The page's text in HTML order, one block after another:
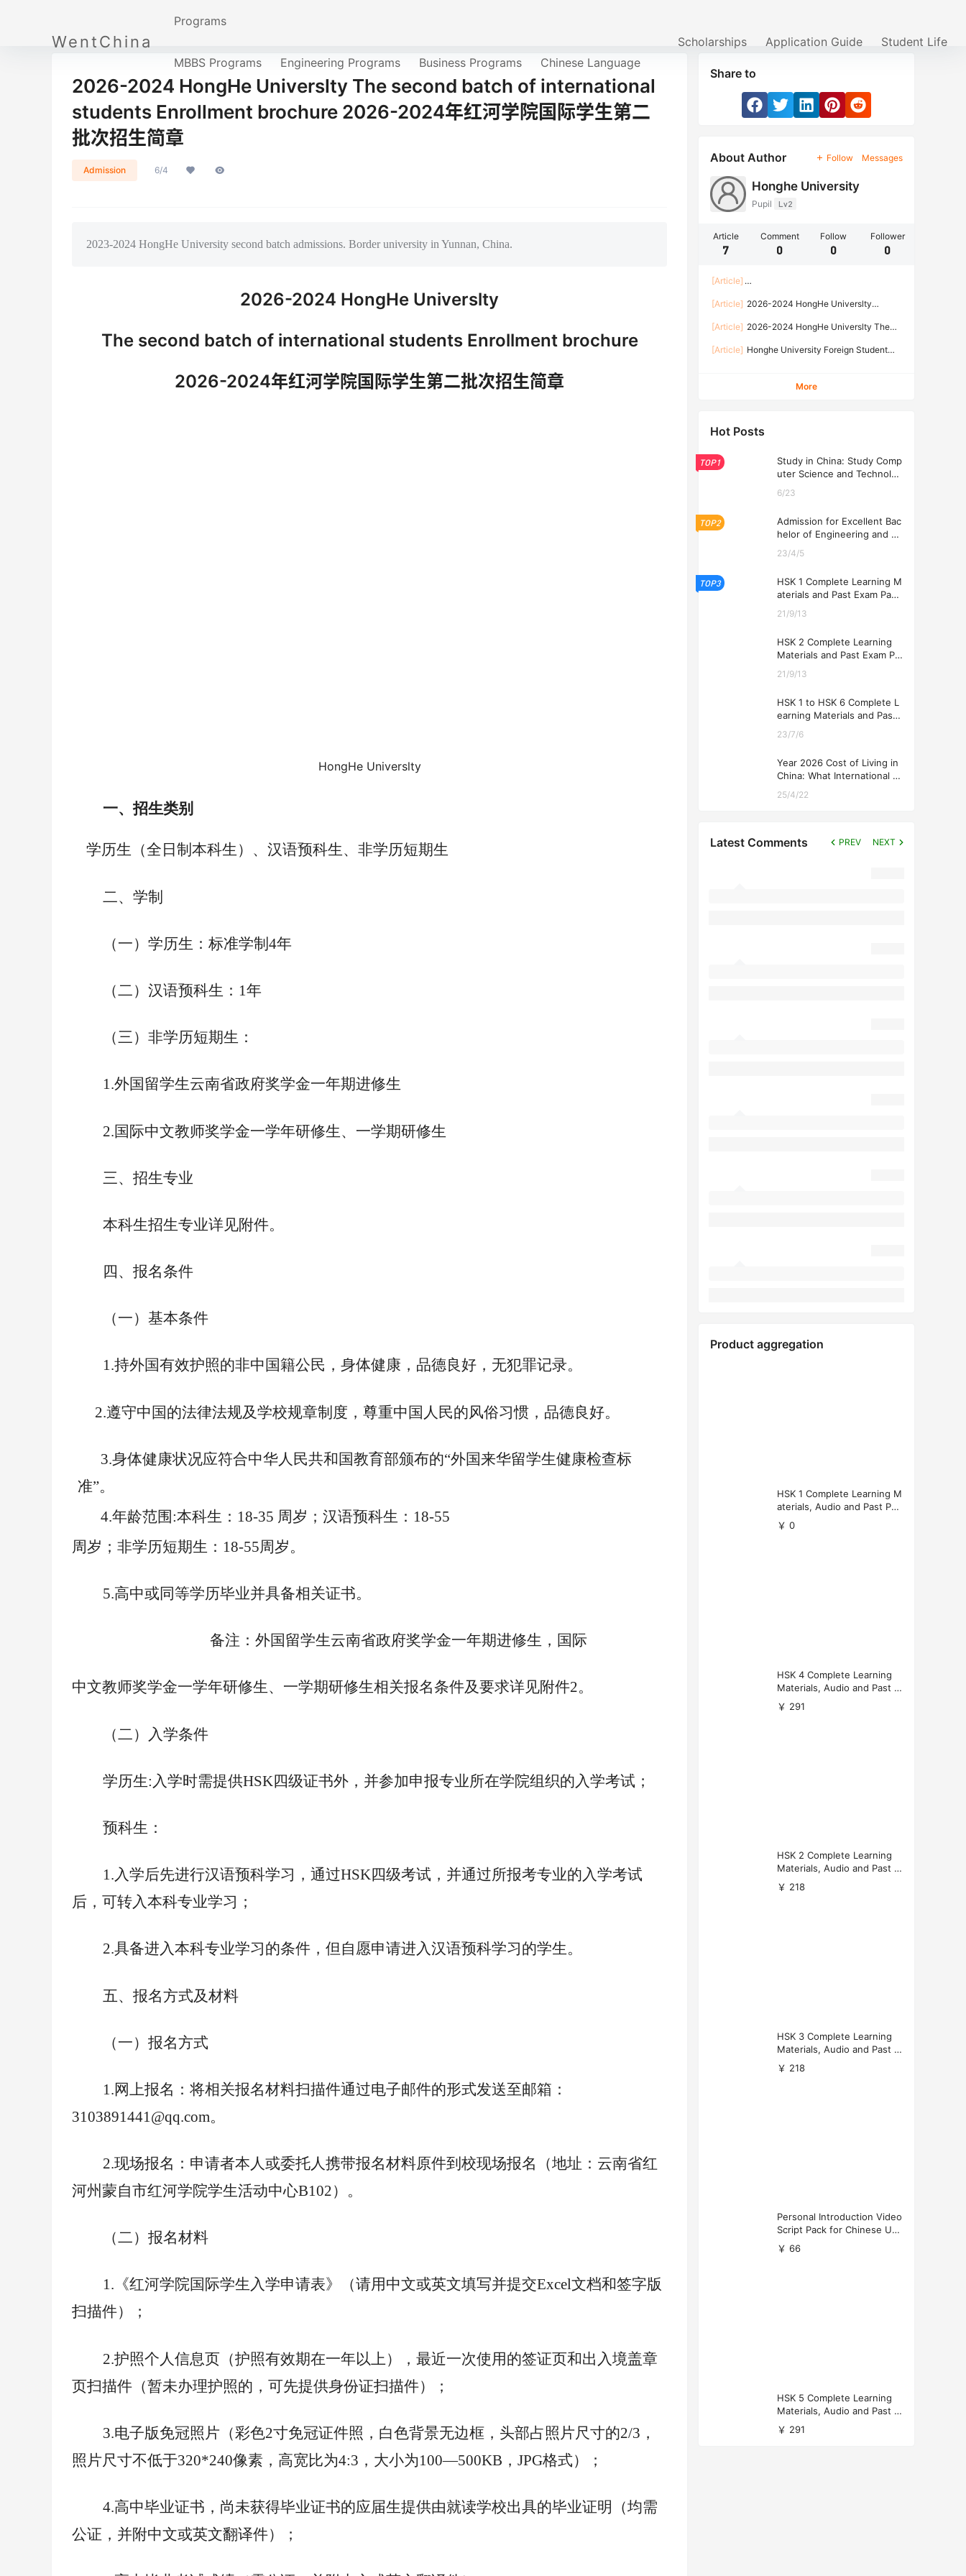
WentChina
Programs
MBBS Programs Engineering Programs Business Programs Chinese Language
Scholarships Application Guide Student Life
2026-2024 HongHe Universlty The second batch of international
students Enrollment brochure 2026-2024年红河学院国际学生第二
批次招生简章
Admission 6/4
2023-2024 HongHe University second batch admissions. Border university in Yunnan, China.
2026-2024 HongHe Universlty
The second batch of international students Enrollment brochure
2026-2024年红河学院国际学生第二批次招生简章
HongHe Universlty
一、招生类别
学历生（全日制本科生）、汉语预科生、非学历短期生
二、学制
（一）学历生：标准学制4年
（二）汉语预科生：1年
（三）非学历短期生：
1.外国留学生云南省政府奖学金一年期进修生
2.国际中文教师奖学金一学年研修生、一学期研修生
三、招生专业
本科生招生专业详见附件。
四、报名条件
（一）基本条件
1.持外国有效护照的非中国籍公民，身体健康，品德良好，无犯罪记录。
2.遵守中国的法律法规及学校规章制度，尊重中国人民的风俗习惯，品德良好。
3.身体健康状况应符合中华人民共和国教育部颁布的“外国来华留学生健康检查标
准”。
4.年龄范围:本科生：18-35 周岁；汉语预科生：18-55
周岁 ；非学历短期生：18-55周岁。
5.高中或同等学历毕业并具备相关证书。
备注：外国留学生云南省政府奖学金一年期进修生，国际
中文教师奖学金一学年研修生、一学期研修生相关报名条件及要求详见附件2。
（二）入学条件
学历生:入学时需提供HSK四级证书外，并参加申报专业所在学院组织的入学考试；
预科生：
1.入学后先进行汉语预科学习，通过HSK四级考试，并通过所报考专业的入学考试
后，可转入本科专业学习；
2.具备进入本科专业学习的条件，但自愿申请进入汉语预科学习的学生。
五、报名方式及材料
（一）报名方式
1.网上报名：将相关报名材料扫描件通过电子邮件的形式发送至邮箱：
3103891441@qq.com。
2.现场报名：申请者本人或委托人携带报名材料原件到校现场报名（地址： 云南省红
河州蒙自市红河学院学生活动中心B102）。
（二）报名材料
1. 《红河学院国际学生入学申请表》（请用中文或英文填写并提交Excel文档和签字版
扫描件）；
2.护照个人信息页（护照有效期在一年以上），最近一次使用的签证页和出入境盖章
页扫描件（暂未办理护照的，可先提供身份证扫描件）；
3.电子版免冠照片（彩色2寸免冠证件照，白色背景无边框，头部占照片尺寸的2/3，
照片尺寸不低于320*240像素，高宽比为4:3，大小为100—500KB，JPG格式）；
4.高中毕业证书，尚未获得毕业证书的应届生提供由就读学校出具的毕业证明（均需
公证，并附中文或英文翻译件）；
Share to
About Author Follow Messages
Honghe University
Pupil Lv2
Article
7
Comment
0
Follow
0
Follower
0
[Article]
national Students of the Spring Semester of
2026-2026 Academic Year
[Article] 2026-2024 HongHe Universlty
2026-2024年红河学院国际学生招生简章
[Article] 2026-2024 HongHe Universlty The
Enrollment brochure 2026-2024年红河学院国际
[Article] Honghe University Foreign Student
More
Hot Posts
TOP1
Study in China: Study Comp
uter Science and Technolog
6/23
TOP2
Admission for Excellent Bac
helor of Engineering and Ec
2026
23/4/5
TOP3
HSK 1 Complete Learning M
aterials and Past Exam Pape
21/9/13
HSK 2 Complete Learning
Materials and Past Exam Pa
21/9/13
HSK 1 to HSK 6 Complete L
earning Materials and Past
ng
23/7/6
Year 2026 Cost of Living in
China: What International St
25/4/22
Latest Comments PREV NEXT
Product aggregation
HSK 1 Complete Learning M
aterials, Audio and Past Pap
ers (Free Download)
￥ 0
HSK 4 Complete Learning
Materials, Audio and Past P
apers Download
￥ 291
HSK 2 Complete Learning
Materials, Audio and Past P
apers Download
￥ 218
HSK 3 Complete Learning
Materials, Audio and Past P
apers Download
￥ 218
Personal Introduction Video
Script Pack for Chinese Uni
versity Applications
￥ 66
HSK 5 Complete Learning
Materials, Audio and Past P
apers Download
￥ 291